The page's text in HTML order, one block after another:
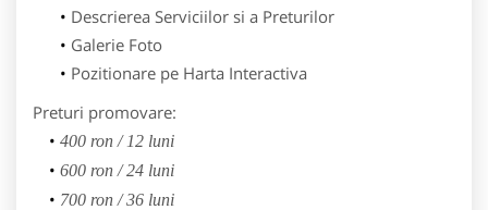
Descrierea Serviciilor si a Preturilor
Galerie Foto
Pozitionare pe Harta Interactiva
Preturi promovare:
400 ron / 12 luni
600 ron / 24 luni
700 ron / 36 luni